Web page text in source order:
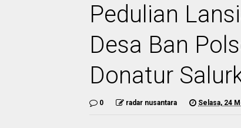
Pedulian
Desa Ban
Donatur
0 radar nusantara Selasa, 24